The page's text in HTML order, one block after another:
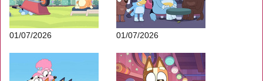
01/07/2026 01/07/2026